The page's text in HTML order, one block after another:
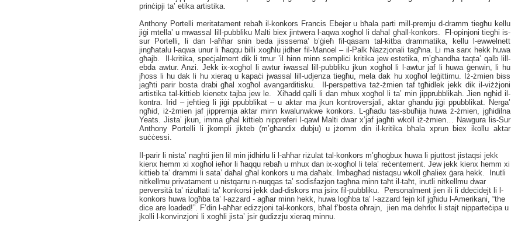
prinċipji ta’ etika artistika.
Anthony Portelli meritatament rebaħ il-konkors Francis Ebejer u bħala parti mill-premju d-dramm tiegħu kellu
jiġi mtella’ u mwassal lill-pubbliku Malti biex jintwera l-aqwa xogħol li daħal għall-konkors. Fl-opinjoni tiegħi is-
sur Portelli, li dan l-aħħar snin beda jisssema’ b’ġieħ fil-qasam tal-kitba drammatika, kellu l-ewwelnett
jingħatalu l-aqwa unur li ħaqqu billi xogħlu jidher fil-Manoel – il-Palk Nazzjonali tagħna. Li ma sarx hekk huwa
għajb. Il-kritika, speċjalment dik li tmur ’il hinn minnsempliċi kritika jew estetika, m’għandha taqta’ qalb lill-
ebda awtur. Anzi. Jekk ix-xogħol li awtur iwassal lill-pubbliku jkun xogħol li l-awtur jaf li huwa ġenwin, li hu
jħoss li hu dak li hu xieraq u kapaċi jwassal lill-udjenza tiegħu, mela dak hu xogħol leġittimu. Iż-żmien biss
jagħti parir bosta drabi għal xogħol avangarditisku. Il-perspettiva taż-żmien taf tgħidlek jekk dik il-viżżjoni
artistika tal-kittieb kienetx tajba jew le. Xiħadd qalli li dan mhux xogħol li ta’ min jipprubblikah. Jien ngħid il-
kontra. Irid – jeħtieġ li jiġi ppubblikat – u aktar ma jkun kontroversjali, aktar għandu jiġi ppubblikat. Nerga’
ngħid, iż-żmien jaf jippremja aktar minn kwalunwkwe konkors. L-għadu tas-sbuħija huwa ż-żmien, jgħidilna
Yeats. Jista’ jkun, imma għal kittieb nippreferi l-qawl Malti dwar x’jaf jagħti wkoll iż-żmien… Nawgura lis-Sur
Anthony Portelli li jkompli jikteb (m’għandix dubju) u jżomm din il-kritika bħala xprun biex ikollu aktar
suċċessi.
Il-parir li nista’ nagħti jien lil min jidhirlu li l-aħħar riżulat tal-konkors m’għoġbux huwa li pjuttost jistaqsi jekk
kienx hemm xi xogħol ieħor li ħaqqu rebaħ u mhux dan ix-xogħol li tela’ reċentement. Jew jekk kienx hemm xi
kittieb ta’ drammi li sata’ daħal għal konkors u ma daħalx. Imbagħad nistaqsu wkoll għaliex ġara hekk. Inutli
nitkellmu privatament u nistqarru n-nuqqas ta’ sodisfazjon tagħna minn taħt il-taħt, inutli nitkellmu dwar
perversità ta’ riżultati ta’ konkorsi jekk dad-diskors ma jsirx fil-pubbliku. Personalment jien ili li ddeċidejt li l-
konkors huwa logħba ta’ l-azzard - agħar minn hekk, huwa logħba ta’ l-azzard fejn kif jgħidu l-Amerikani, “the
dice are loaded!”. F’din l-aħħar edizzjoni tal-konkors, bħal f’bosta oħrajn, jien ma dehrlix li stajt nipparteċipa u
jkolli l-konvinzjoni li xogħli jista’ jsir ġudizzju xieraq minnu.